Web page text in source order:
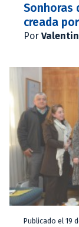
Sonhoras
creada
Por
Publicado el 19